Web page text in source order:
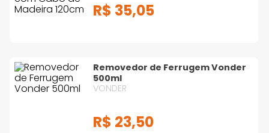
R$ 35,05
Removedor de Ferrugem Vonder
500ml
VONDER
R$ 23,50